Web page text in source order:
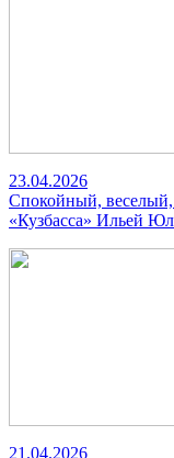
23.04.2026
Спокойный,
«Кузбасса» Ильей
21.04.2026